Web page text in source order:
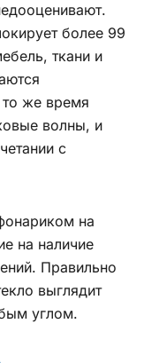
более 99
ткани и
же время
волны, и
с
на
на наличие
Правильно
выглядит
углом.